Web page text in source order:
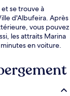
se trouve à
d'Albufeira. Après
vous pouvez
les attraits Marina
en voiture.